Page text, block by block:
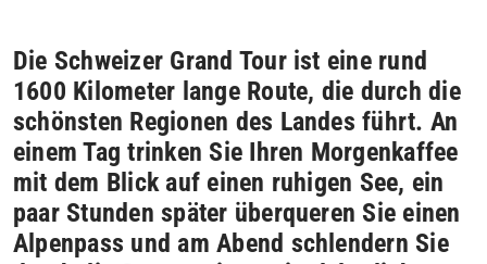
Die Schweizer Grand Tour ist eine rund
1600 Kilometer lange Route, die durch die
schönsten Regionen des Landes führt. An
einem Tag trinken Sie Ihren Morgenkaffee
mit dem Blick auf einen ruhigen See, ein
paar Stunden später überqueren Sie einen
Alpenpass und am Abend schlendern Sie